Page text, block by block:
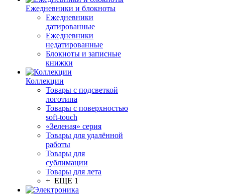
Ежедневники и блокноты
Ежедневники
датированные
Ежедневники
недатированные
Блокноты и записные
книжки
Коллекции
Товары с подсветкой
логотипа
Товары с поверхностью
soft-touch
«Зеленая» серия
Товары для удалённой
работы
Товары для
сублимации
Товары для лета
+ ЕЩЕ 1